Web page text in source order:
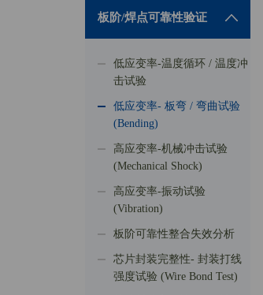
板阶/焊点可靠性验证
低应变率-温度循环 / 温度冲
击试验
低应变率- 板弯 / 弯曲试验
(Bending)
高应变率-机械冲击试验
(Mechanical Shock)
高应变率-振动试验
(Vibration)
板阶可靠性整合失效分析
芯片封装完整性- 封装打线
强度试验 (Wire Bond Test)